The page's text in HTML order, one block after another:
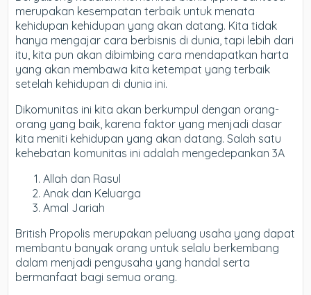
merupakan kesempatan terbaik untuk menata
kehidupan kehidupan yang akan datang. Kita tidak
hanya mengajar cara berbisnis di dunia, tapi lebih dari
itu, kita pun akan dibimbing cara mendapatkan harta
yang akan membawa kita ketempat yang terbaik
setelah kehidupan di dunia ini.
Dikomunitas ini kita akan berkumpul dengan orang-
orang yang baik, karena faktor yang menjadi dasar
kita meniti kehidupan yang akan datang. Salah satu
kehebatan komunitas ini adalah mengedepankan 3A
Allah dan Rasul
Anak dan Keluarga
Amal Jariah
British Propolis merupakan peluang usaha yang dapat
membantu banyak orang untuk selalu berkembang
dalam menjadi pengusaha yang handal serta
bermanfaat bagi semua orang.